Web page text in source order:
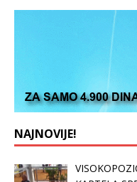
NAJNOVIJE!